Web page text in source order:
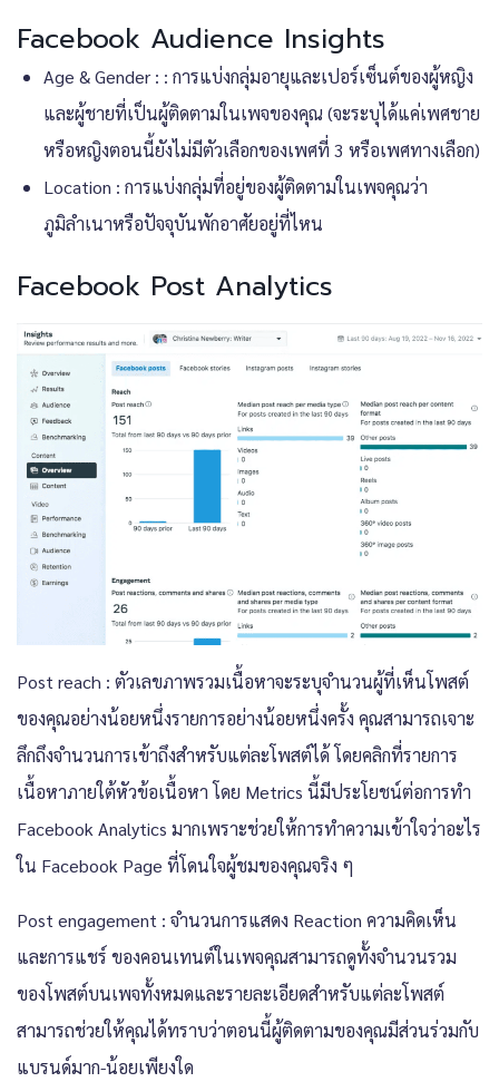
Facebook Audience Insights
Age & Gender : : การแบ่งกลุ่มอายุและเปอร์เซ็นต์ของผู้หญิง
และผู้ชายที่เป็นผู้ติดตามในเพจของคุณ (จะระบุได้แค่เพศชาย
หรือหญิงตอนนี้ยังไม่มีตัวเลือกของเพศที่ 3 หรือเพศทางเลือก)
Location : การแบ่งกลุ่มที่อยู่ของผู้ติดตามในเพจคุณว่า
ภูมิลำเนาหรือปัจจุบันพักอาศัยอยู่ที่ไหน
Facebook Post Analytics
Post reach : ตัวเลขภาพรวมเนื้อหาจะระบุจำนวนผู้ที่เห็นโพสต์
ของคุณอย่างน้อยหนึ่งรายการอย่างน้อยหนึ่งครั้ง คุณสามารถเจาะ
ลึกถึงจำนวนการเข้าถึงสำหรับแต่ละโพสต์ได้ โดยคลิกที่รายการ
เนื้อหาภายใต้หัวข้อเนื้อหา โดย Metrics นี้มีประโยชน์ต่อการทำ
Facebook Analytics มากเพราะช่วยให้การทำความเข้าใจว่าอะไร
ใน Facebook Page ที่โดนใจผู้ชมของคุณจริง ๆ
Post engagement : จำนวนการแสดง Reaction ความคิดเห็น
และการแชร์ ของคอนเทนต์ในเพจคุณสามารถดูทั้งจำนวนรวม
ของโพสต์บนเพจทั้งหมดและรายละเอียดสำหรับแต่ละโพสต์
สามารถช่วยให้คุณได้ทราบว่าตอนนี้ผู้ติดตามของคุณมีส่วนร่วมกับ
แบรนด์มาก-น้อยเพียงใด